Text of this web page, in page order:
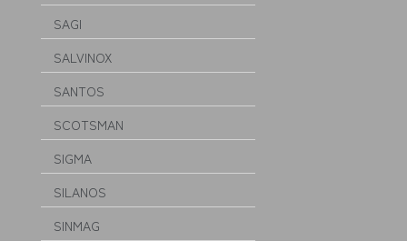
SAGI
SALVINOX
SANTOS
SCOTSMAN
SIGMA
SILANOS
SINMAG